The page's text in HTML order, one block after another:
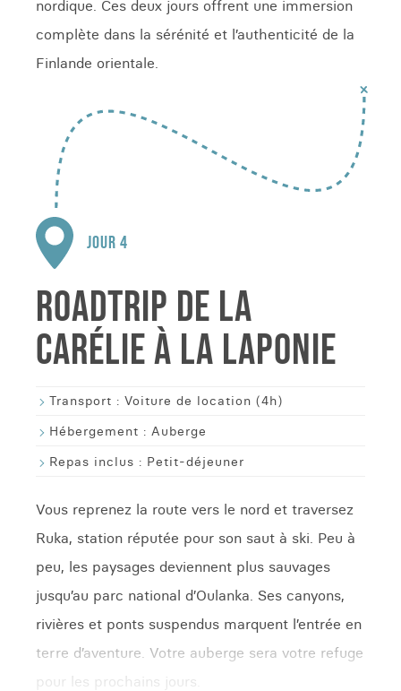
nordique. Ces deux jours offrent une immersion
complète dans la sérénité et l’authenticité de la
Finlande orientale.
JOUR 4
ROADTRIP DE LA
CARÉLIE À LA LAPONIE
Transport : Voiture de location (4h)
Hébergement : Auberge
Repas inclus : Petit-déjeuner
Vous reprenez la route vers le nord et traversez
Ruka, station réputée pour son saut à ski. Peu à
peu, les paysages deviennent plus sauvages
jusqu’au parc national d’Oulanka. Ses canyons,
rivières et ponts suspendus marquent l’entrée en
terre d’aventure. Votre auberge sera votre refuge
pour les prochains jours.